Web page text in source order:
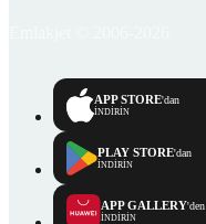
APP STORE'dan
İNDİRİN
PLAY STORE'dan
İNDİRİN
APP GALLERY'den
İNDİRİN